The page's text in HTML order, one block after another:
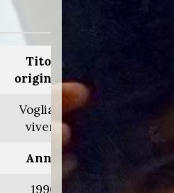
Titolo
originale:
Voglia di
vivere
Anno:
1990